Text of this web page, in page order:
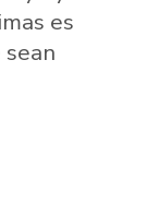
es